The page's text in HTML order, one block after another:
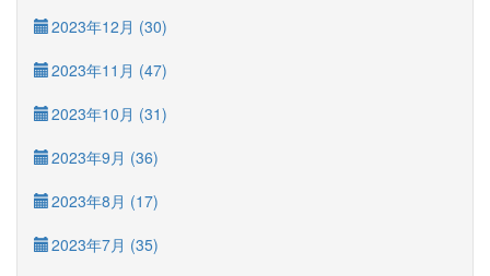
2023年12月 (30)
2023年11月 (47)
2023年10月 (31)
2023年9月 (36)
2023年8月 (17)
2023年7月 (35)